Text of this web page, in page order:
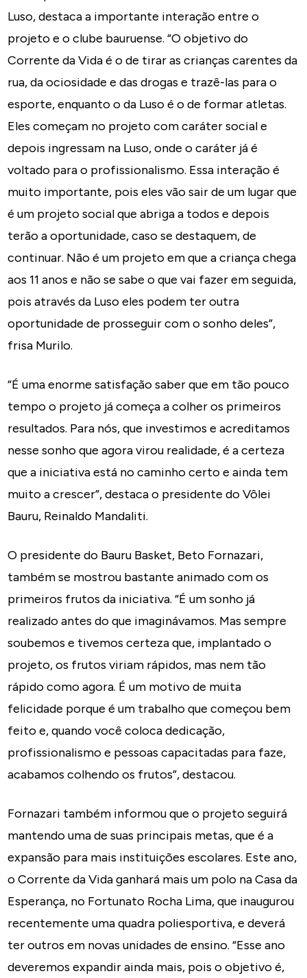
Luso, destaca a importante interação entre o
projeto e o clube bauruense. “O objetivo do
Corrente da Vida é o de tirar as crianças carentes da
rua, da ociosidade e das drogas e trazê-las para o
esporte, enquanto o da Luso é o de formar atletas.
Eles começam no projeto com caráter social e
depois ingressam na Luso, onde o caráter já é
voltado para o profissionalismo. Essa interação é
muito importante, pois eles vão sair de um lugar que
é um projeto social que abriga a todos e depois
terão a oportunidade, caso se destaquem, de
continuar. Não é um projeto em que a criança chega
aos 11 anos e não se sabe o que vai fazer em seguida,
pois através da Luso eles podem ter outra
oportunidade de prosseguir com o sonho deles”,
frisa Murilo.
“É uma enorme satisfação saber que em tão pouco
tempo o projeto já começa a colher os primeiros
resultados. Para nós, que investimos e acreditamos
nesse sonho que agora virou realidade, é a certeza
que a iniciativa está no caminho certo e ainda tem
muito a crescer”, destaca o presidente do Vôlei
Bauru, Reinaldo Mandaliti.
O presidente do Bauru Basket, Beto Fornazari,
também se mostrou bastante animado com os
primeiros frutos da iniciativa. “É um sonho já
realizado antes do que imaginávamos. Mas sempre
soubemos e tivemos certeza que, implantado o
projeto, os frutos viriam rápidos, mas nem tão
rápido como agora. É um motivo de muita
felicidade porque é um trabalho que começou bem
feito e, quando você coloca dedicação,
profissionalismo e pessoas capacitadas para faze,
acabamos colhendo os frutos”, destacou.
Fornazari também informou que o projeto seguirá
mantendo uma de suas principais metas, que é a
expansão para mais instituições escolares. Este ano,
o Corrente da Vida ganhará mais um polo na Casa da
Esperança, no Fortunato Rocha Lima, que inaugurou
recentemente uma quadra poliesportiva, e deverá
ter outros em novas unidades de ensino. “Esse ano
deveremos expandir ainda mais, pois o objetivo é,